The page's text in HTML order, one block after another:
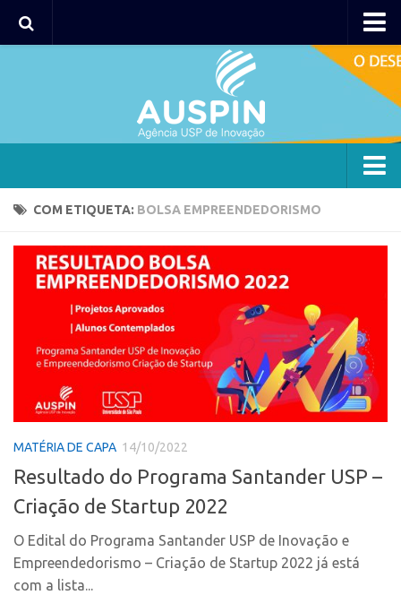
Polos
Polo Capital
Polo Lorena
Polo Ribeirão Preto
Polo São Carlos
Programas
Bolsa 2025
Startup USP
Conexão USP
Conexão Inter-USP
Leis e Normas
Portal do Inventor
Inteligência Competitiva
Chamamento
Agency
Institucional
Polos
Polo Capital
Polo Lorena
Polo Ribeirão Preto
Polo São Carlos
Programas
Bolsa 2025
Startup USP
Conexão USP
COM ETIQUETA: BOLSA EMPREENDEDORISMO
MATÉRIA DE CAPA 14/10/2022
Resultado do Programa Santander USP –
Criação de Startup 2022
O Edital do Programa Santander USP de Inovação e
Empreendedorismo – Criação de Startup 2022 já está
com a lista...